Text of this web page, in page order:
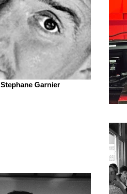
Stephane Garnier